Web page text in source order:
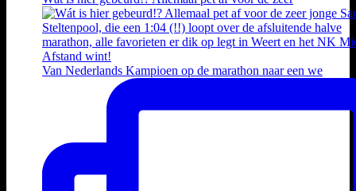
Van Nederlands Kampioen op de marathon naar een we